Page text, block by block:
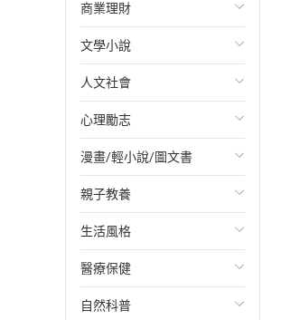
商業理財
投資理財
經濟/趨勢
財務/金融
管理/領導
職場工作術
成功法
行銷/廣告
傳記
文學小說
歐美文學
日本文學
韓國文學
華文文學
經典文學
成長/家庭生活小說
懸疑/推理小說
人文社會
國際關係
政治
社會科學
台灣/中國歷史
日/韓歷史
其他歷史/史學
心理勵志
心靈成長/情緒
人際關係
兩性關係
心理學
漫畫/輕小說/圖文書
輕小說
奇幻/科幻
愛情故事
職場/社會寫實
親子教養
教育現場
兒童文學/故事
兒童科普/學習
生活風格
飲食/食譜
健身/美顏
醫療保健
健康/養生
自然科普